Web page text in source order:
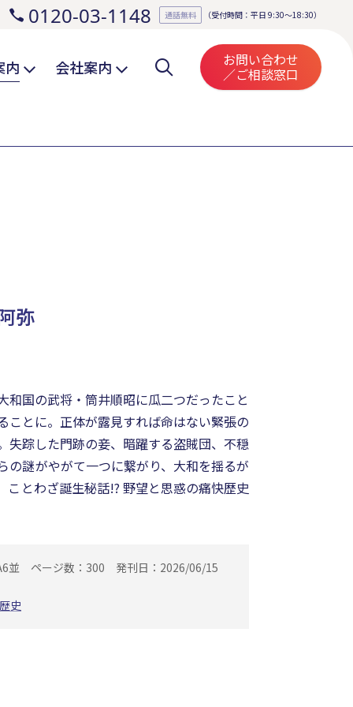
0120-03-1148 通話無料 （受付時間：平日 9:30～18:30）
内 会社案内 お問い合わせ
／ご相談窓口
弥
和国の武将・筒井順昭に瓜二つだったこと
ことに。正体が露見すれば命はない緊張の
失踪した門跡の妾、暗躍する盗賊団、不穏
謎がやがて一つに繋がり、大和を揺るが
ことわざ誕生秘話!? 野望と思惑の痛快歴史
並 ページ数：300
発刊日：2026/06/15
歴史